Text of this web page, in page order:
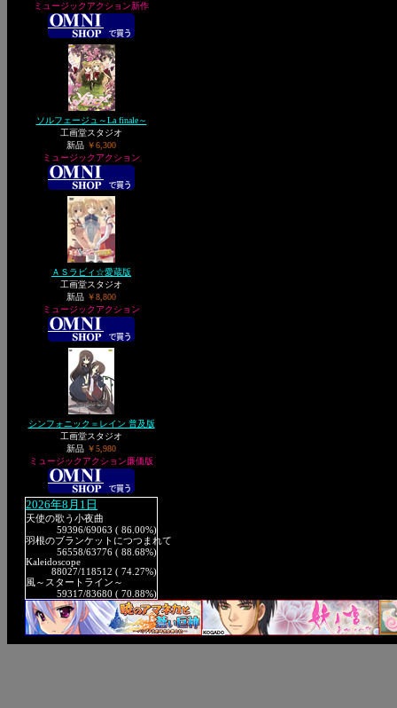
ミュージックアクション新作
ソルフェージュ～La finale～
工画堂スタジオ
新品 ￥6,300
ミュージックアクション
ＡＳラビィ☆愛蔵版
工画堂スタジオ
新品 ￥8,800
ミュージックアクション
シンフォニック＝レイン 普及版
工画堂スタジオ
新品 ￥5,980
ミュージックアクション廉価版
2026年8月1日
天使の歌う小夜曲
59396/69063 ( 86.00%)
羽根のブランケットにつつまれて
56558/63776 ( 88.68%)
Kaleidoscope
88027/118512 ( 74.27%)
風～スタートライン～
59317/83680 ( 70.88%)